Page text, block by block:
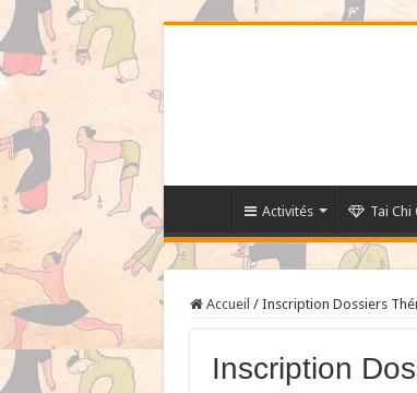
Activités Tai Chi
Accueil / Inscription Dossiers
Inscription